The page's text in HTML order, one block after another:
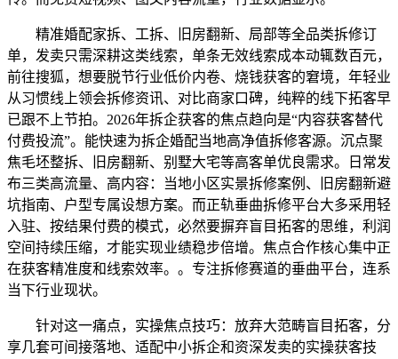
精准婚配家拆、工拆、旧房翻新、局部等全品类拆修订
单，发卖只需深耕这类线索，单条无效线索成本动辄数百元，
前往搜狐，想要脱节行业低价内卷、烧钱获客的窘境，年轻业
从习惯线上领会拆修资讯、对比商家口碑，纯粹的线下拓客早
已跟不上节拍。2026年拆企获客的焦点趋向是“内容获客替代
付费投流”。能快速为拆企婚配当地高净值拆修客源。沉点聚
焦毛坯整拆、旧房翻新、别墅大宅等高客单优良需求。日常发
布三类高流量、高内容：当地小区实景拆修案例、旧房翻新避
坑指南、户型专属设想方案。而正轨垂曲拆修平台大多采用轻
入驻、按结果付费的模式，必然要摒弃盲目拓客的思维，利润
空间持续压缩，才能实现业绩稳步倍增。焦点合作核心集中正
在获客精准度和线索效率。。专注拆修赛道的垂曲平台，连系
当下行业现状。
针对这一痛点，实操焦点技巧：放弃大范畴盲目拓客，分
享几套可间接落地、适配中小拆企和资深发卖的实操获客技